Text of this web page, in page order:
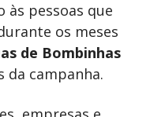
às pessoas que
os meses
de Bombinhas
da campanha.